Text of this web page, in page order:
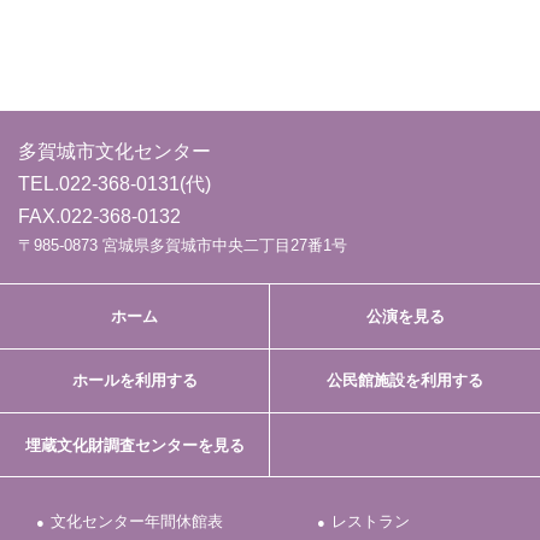
多賀城市文化センター
TEL.022-368-0131(代)
FAX.022-368-0132
〒985-0873 宮城県多賀城市中央二丁目27番1号
ホーム 公演を見る
ホールを利用する 公民館施設を利用する
埋蔵文化財調査センターを見る
文化センター年間休館表 レストラン